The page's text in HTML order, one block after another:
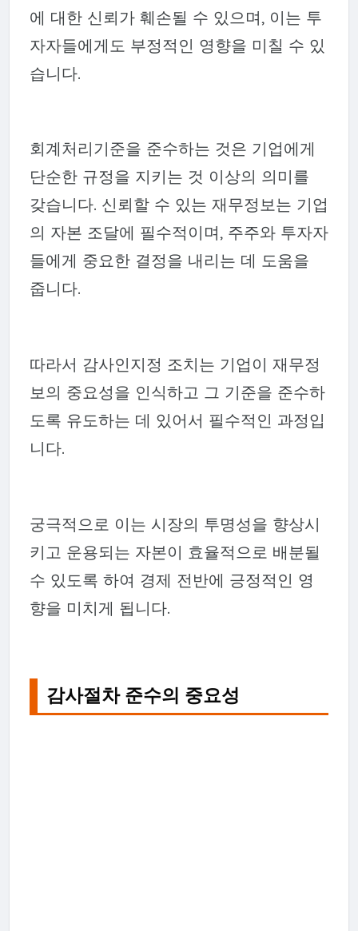
에 대한 신뢰가 훼손될 수 있으며, 이는 투
자자들에게도 부정적인 영향을 미칠 수 있
습니다.
회계처리기준을 준수하는 것은 기업에게
단순한 규정을 지키는 것 이상의 의미를
갖습니다. 신뢰할 수 있는 재무정보는 기업
의 자본 조달에 필수적이며, 주주와 투자자
들에게 중요한 결정을 내리는 데 도움을
줍니다.
따라서 감사인지정 조치는 기업이 재무정
보의 중요성을 인식하고 그 기준을 준수하
도록 유도하는 데 있어서 필수적인 과정입
니다.
궁극적으로 이는 시장의 투명성을 향상시
키고 운용되는 자본이 효율적으로 배분될
수 있도록 하여 경제 전반에 긍정적인 영
향을 미치게 됩니다.
감사절차 준수의 중요성